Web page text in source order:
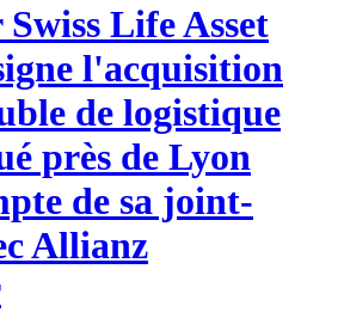
Swiss Life Asset
l'acquisition
de logistique
près de Lyon
de sa joint-
Allianz